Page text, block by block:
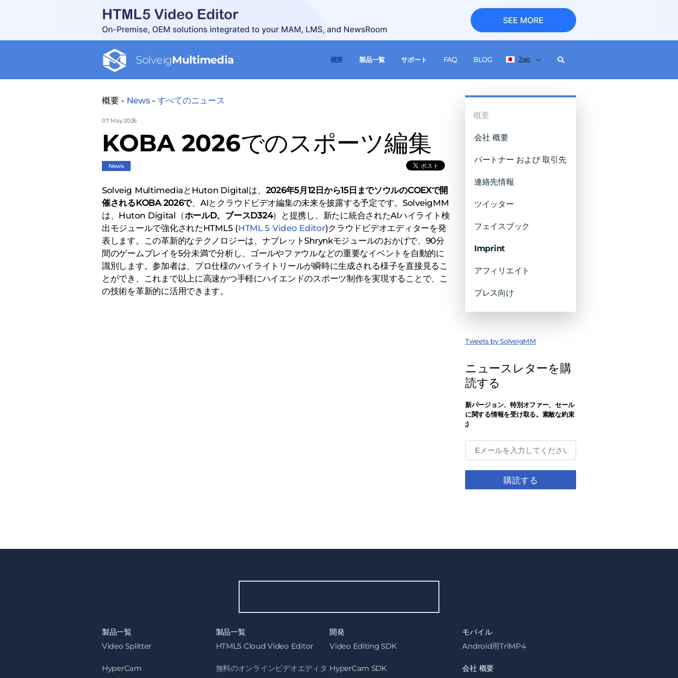
SolveigMultimedia 概要 製品一覧 サポート FAQ BLOG Jap
概要 - News- すべてのニュース
07 May 2026
KOBA 2026でのスポーツ編集
News
Solveig MultimediaとHuton Digitalは、 2026年5月12日から15日までソウルのCOEXで開
催されるKOBA 2026で、AIとクラウドビデオ編集の未来を披露する予定です。SolveigMM
は、Huton Digital（ホールD、ブースD324）と提携し、新たに統合されたAIハイライト検
出モジュールで強化されたHTML5 (HTML 5 Video Editor)クラウドビデオエディターを発
表します。この革新的なテクノロジーは、ナブレットShrynkモジュールのおかげで、90分
間のゲームプレイを5分未満で分析し、ゴールやファウルなどの重要なイベントを自動的に
識別します。参加者は、プロ仕様のハイライトリールが瞬時に生成される様子を直接見るこ
とができ、これまで以上に高速かつ手軽にハイエンドのスポーツ制作を実現することで、こ
の技術を革新的に活用できます。
概要
会社 概要
パートナー および 取引先
連絡先情報
ツイッター
フェイスブック
Imprint
アフィリエイト
プレス向け
Tweets by SolveigMM
ニュースレターを購
読する
新バージョン、特別オファー、セール
に関する情報を受け取る。素敵な約束
;)
購読する
製品一覧
Video Splitter
HyperCam
製品一覧
HTML5 Cloud Video Editor
無料のオンラインビデオエディタ
開発
Video Editing SDK
HyperCam SDK
モバイル
Android用TriMP4
会社 概要